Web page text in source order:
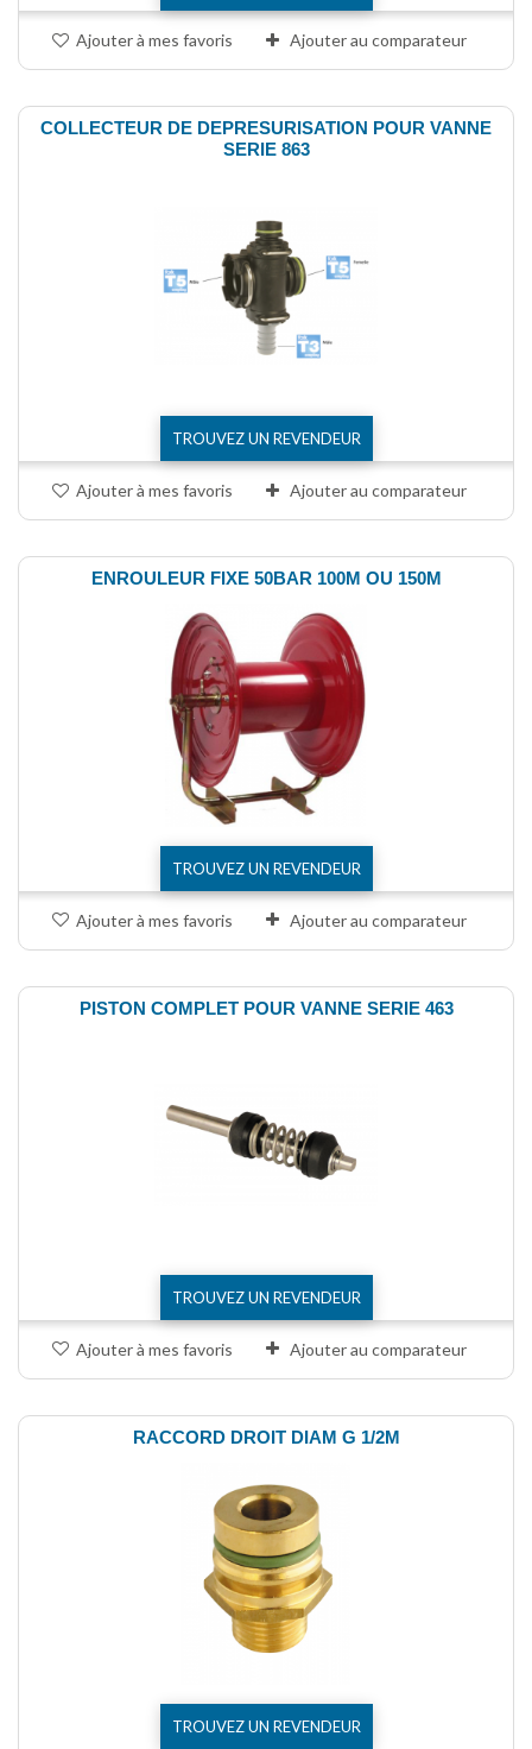
Ajouter à mes favoris Ajouter au comparateur
COLLECTEUR DE DEPRESURISATION POUR VANNE
SERIE 863
TROUVEZ UN REVENDEUR
Ajouter à mes favoris Ajouter au comparateur
ENROULEUR FIXE 50BAR 100M OU 150M
TROUVEZ UN REVENDEUR
Ajouter à mes favoris Ajouter au comparateur
PISTON COMPLET POUR VANNE SERIE 463
TROUVEZ UN REVENDEUR
Ajouter à mes favoris Ajouter au comparateur
RACCORD DROIT DIAM G 1/2M
TROUVEZ UN REVENDEUR